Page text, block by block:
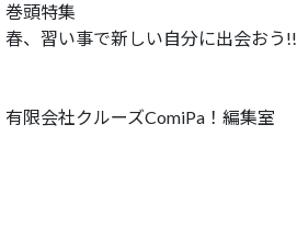
巻頭特集
春、習い事で新しい自分に出会おう!!
有限会社クルーズComiPa！編集室